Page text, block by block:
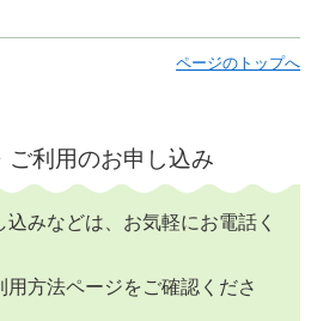
ページのトップへ
ご利用のお申し込み
みなどは、お気軽にお電話く
用方法ページをご確認くださ